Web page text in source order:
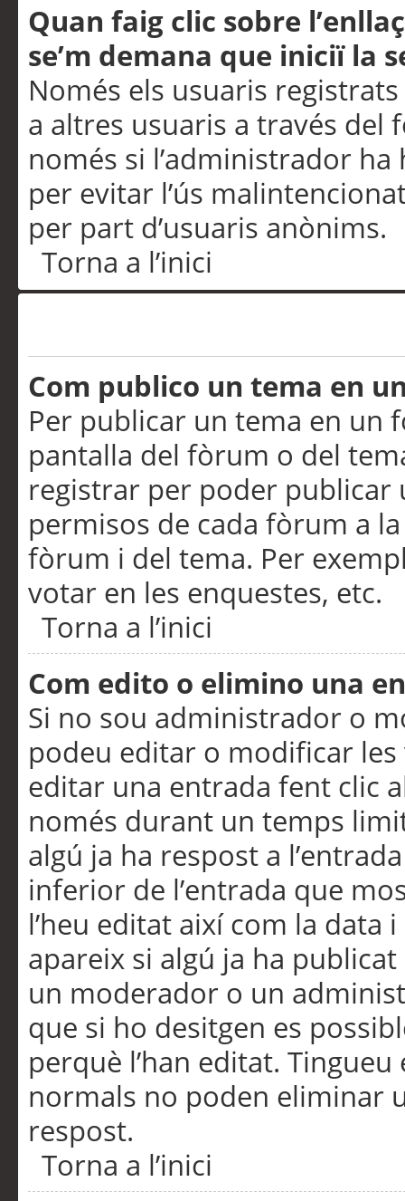
Quan faig clic sobre
se’m demana que iniciï la
Només els usuaris
a altres usuaris a través
només si l’administrador
per evitar l’ús
per part d’usuaris anònims.
Torna a l’inici
Com publico un tema en
Per publicar un tema en un
pantalla del fòrum o del
registrar per poder publicar
permisos de cada fòrum a
fòrum i del tema. Per
votar en les enquestes, etc.
Torna a l’inici
Com edito o elimino una
Si no sou administrador o
podeu editar o modificar
editar una entrada fent clic
només durant un temps
algú ja ha respost a
inferior de l’entrada que
l’heu editat així com la data
apareix si algú ja ha
un moderador o un
que si ho desitgen es
perquè l’han editat.
normals no poden eliminar
respost.
Torna a l’inici